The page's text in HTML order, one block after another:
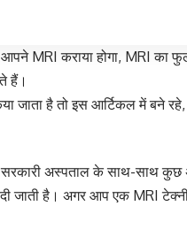
MRI कराया होगा, MRI का
हैं।
है तो इस आर्टिकल में बने
सरकारी अस्पताल के साथ-साथ
जाती है। अगर आप एक MRI